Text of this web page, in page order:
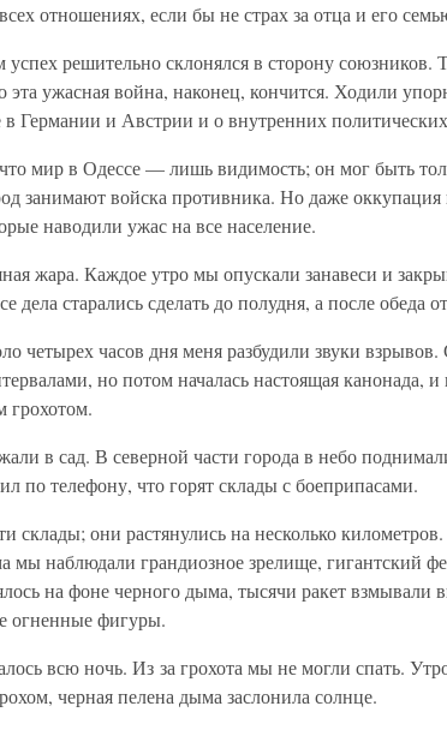
отношениях, если бы не страх за отца и его
успех решительно склонялся в сторону
эта ужасная война, наконец, кончится. Ходили
в Германии и Австрии и о внутренних
мир в Одессе — лишь видимость; он мог быть
занимают войска противника. Но даже оккупация
наводили ужас на все население.
жара. Каждое утро мы опускали занавеси и
дела старались сделать до полудня, а после обеда
четырех часов дня меня разбудили звуки взрывов.
но потом началась настоящая канонада, и
грохотом.
в сад. В северной части города в небо
по телефону, что горят склады с боеприпасами.
склады; они растянулись на несколько
наблюдали грандиозное зрелище, гигантский
на фоне черного дыма, тысячи ракет взмывали
огненные фигуры.
всю ночь. Из за грохота мы не могли спать.
черная пелена дыма заслонила солнце.